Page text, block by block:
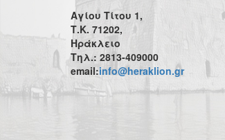
Αγίου Τίτου 1,
Τ.Κ. 71202,
Ηράκλειο
Τηλ.: 2813-409000
email:info@heraklion.gr